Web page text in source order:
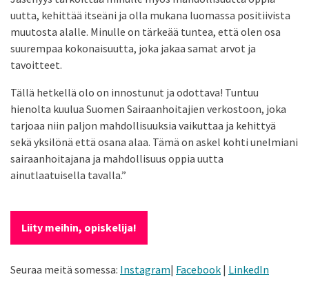
uutta, kehittää itseäni ja olla mukana luomassa positiivista
muutosta alalle. Minulle on tärkeää tuntea, että olen osa
suurempaa kokonaisuutta, joka jakaa samat arvot ja
tavoitteet.
Tällä hetkellä olo on innostunut ja odottava! Tuntuu
hienolta kuulua Suomen Sairaanhoitajien verkostoon, joka
tarjoaa niin paljon mahdollisuuksia vaikuttaa ja kehittyä
sekä yksilönä että osana alaa. Tämä on askel kohti unelmiani
sairaanhoitajana ja mahdollisuus oppia uutta
ainutlaatuisella tavalla.”
Liity meihin, opiskelija!
Seuraa meitä somessa: Instagram| Facebook | LinkedIn